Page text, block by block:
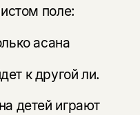
поле:
асана
к другой ли.
детей играют